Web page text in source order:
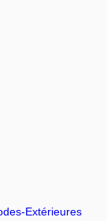
Extérieures